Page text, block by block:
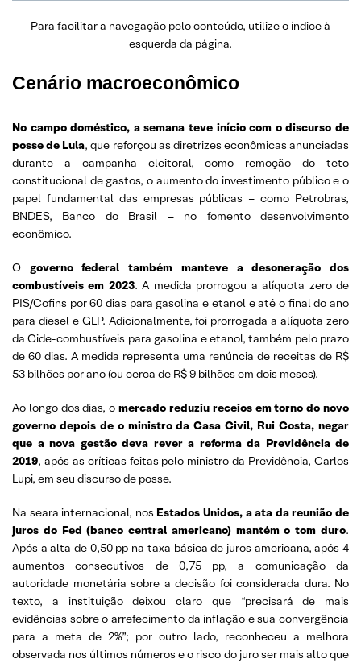
Para facilitar a navegação pelo conteúdo, utilize o índice à
esquerda da página.
Cenário macroeconômico
No campo doméstico, a semana teve início com o discurso de
posse de Lula, que reforçou as diretrizes econômicas anunciadas
durante a campanha eleitoral, como remoção do teto
constitucional de gastos, o aumento do investimento público e o
papel fundamental das empresas públicas – como Petrobras,
BNDES, Banco do Brasil – no fomento desenvolvimento
econômico.
O governo federal também manteve a desoneração dos
combustíveis em 2023. A medida prorrogou a alíquota zero de
PIS/Cofins por 60 dias para gasolina e etanol e até o final do ano
para diesel e GLP. Adicionalmente, foi prorrogada a alíquota zero
da Cide-combustíveis para gasolina e etanol, também pelo prazo
de 60 dias. A medida representa uma renúncia de receitas de R$
53 bilhões por ano (ou cerca de R$ 9 bilhões em dois meses).
Ao longo dos dias, omercado reduziu receios em torno do novo
governo depois de o ministro da Casa Civil, Rui Costa, negar
que a nova gestão deva rever a reforma da Previdência de
2019, após as críticas feitas pelo ministro da Previdência, Carlos
Lupi, em seu discurso de posse.
Na seara internacional, nos Estados Unidos, a ata da reunião de
juros do Fed (banco central americano) mantém o tom duro.
Após a alta de 0,50 pp na taxa básica de juros americana, após 4
aumentos consecutivos de 0,75 pp, a comunicação da
autoridade monetária sobre a decisão foi considerada dura. No
texto, a instituição deixou claro que “precisará de mais
evidências sobre o arrefecimento da inflação e sua convergência
para a meta de 2%”; por outro lado, reconheceu a melhora
observada nos últimos números e o risco do juro ser mais alto que